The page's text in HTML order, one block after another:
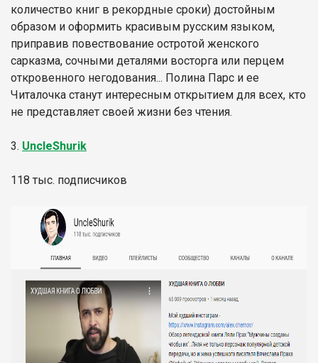
количество книг в рекордные сроки) достойным
образом и оформить красивым русским языком,
приправив повествование остротой женского
сарказма, сочными деталями восторга или перцем
откровенного негодования... Полина Парс и ее
Читалочка станут интересным открытием для всех, кто
не представляет своей жизни без чтения.
3. UncleShurik
118 тыс. подписчиков